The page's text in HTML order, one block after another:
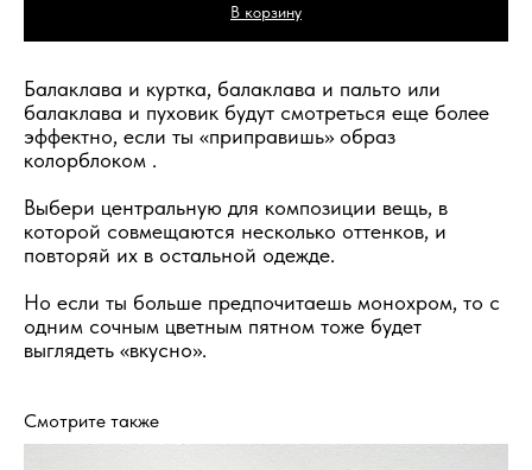
В корзину
Балаклава и куртка, балаклава и пальто или
балаклава и пуховик будут смотреться еще более
эффектно, если ты «приправишь» образ
колорблоком .
Выбери центральную для композиции вещь, в
которой совмещаются несколько оттенков, и
повторяй их в остальной одежде.
Но если ты больше предпочитаешь монохром, то с
одним сочным цветным пятном тоже будет
выглядеть «вкусно».
Смотрите также